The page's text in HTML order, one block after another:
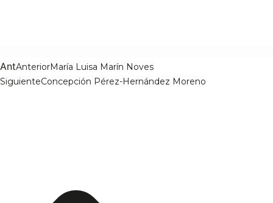
AntAnteriorMaría Luisa Marín Noves
SiguienteConcepción Pérez-Hernández Moreno